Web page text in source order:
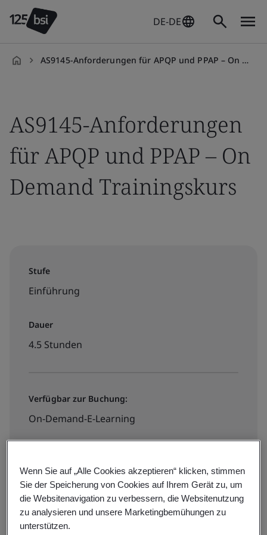
DE-DE
AS9145-Anforderungen für APQP und PPAP – On Demand Trainingskurs
AS9145-Anforderungen
für APQP und PPAP – On
Demand Trainingskurs
Stufe
Einführung
Dauer
4.5 Stunden
Verfügbar zur Buchung:
On-Demand-E-Learning
Jetzt buchen
Wenn Sie auf „Alle Cookies akzeptieren“ klicken, stimmen
Sie der Speicherung von Cookies auf Ihrem Gerät zu, um
die Websitenavigation zu verbessern, die Websitenutzung
zu analysieren und unsere Marketingbemühungen zu
unterstützen.